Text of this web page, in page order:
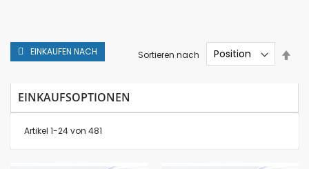
Artikel 1-24von 481
Sortieren nach
EINKAUFEN NACH
EINKAUFSOPTIONEN